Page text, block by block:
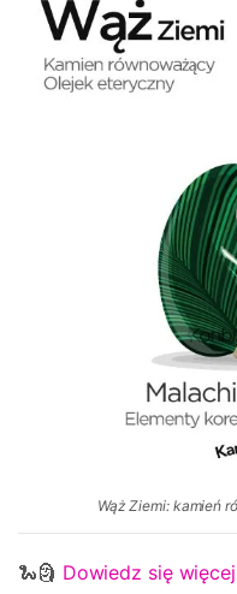
Wąż Ziemi: kamień
🐍🗿 Dowiedz się